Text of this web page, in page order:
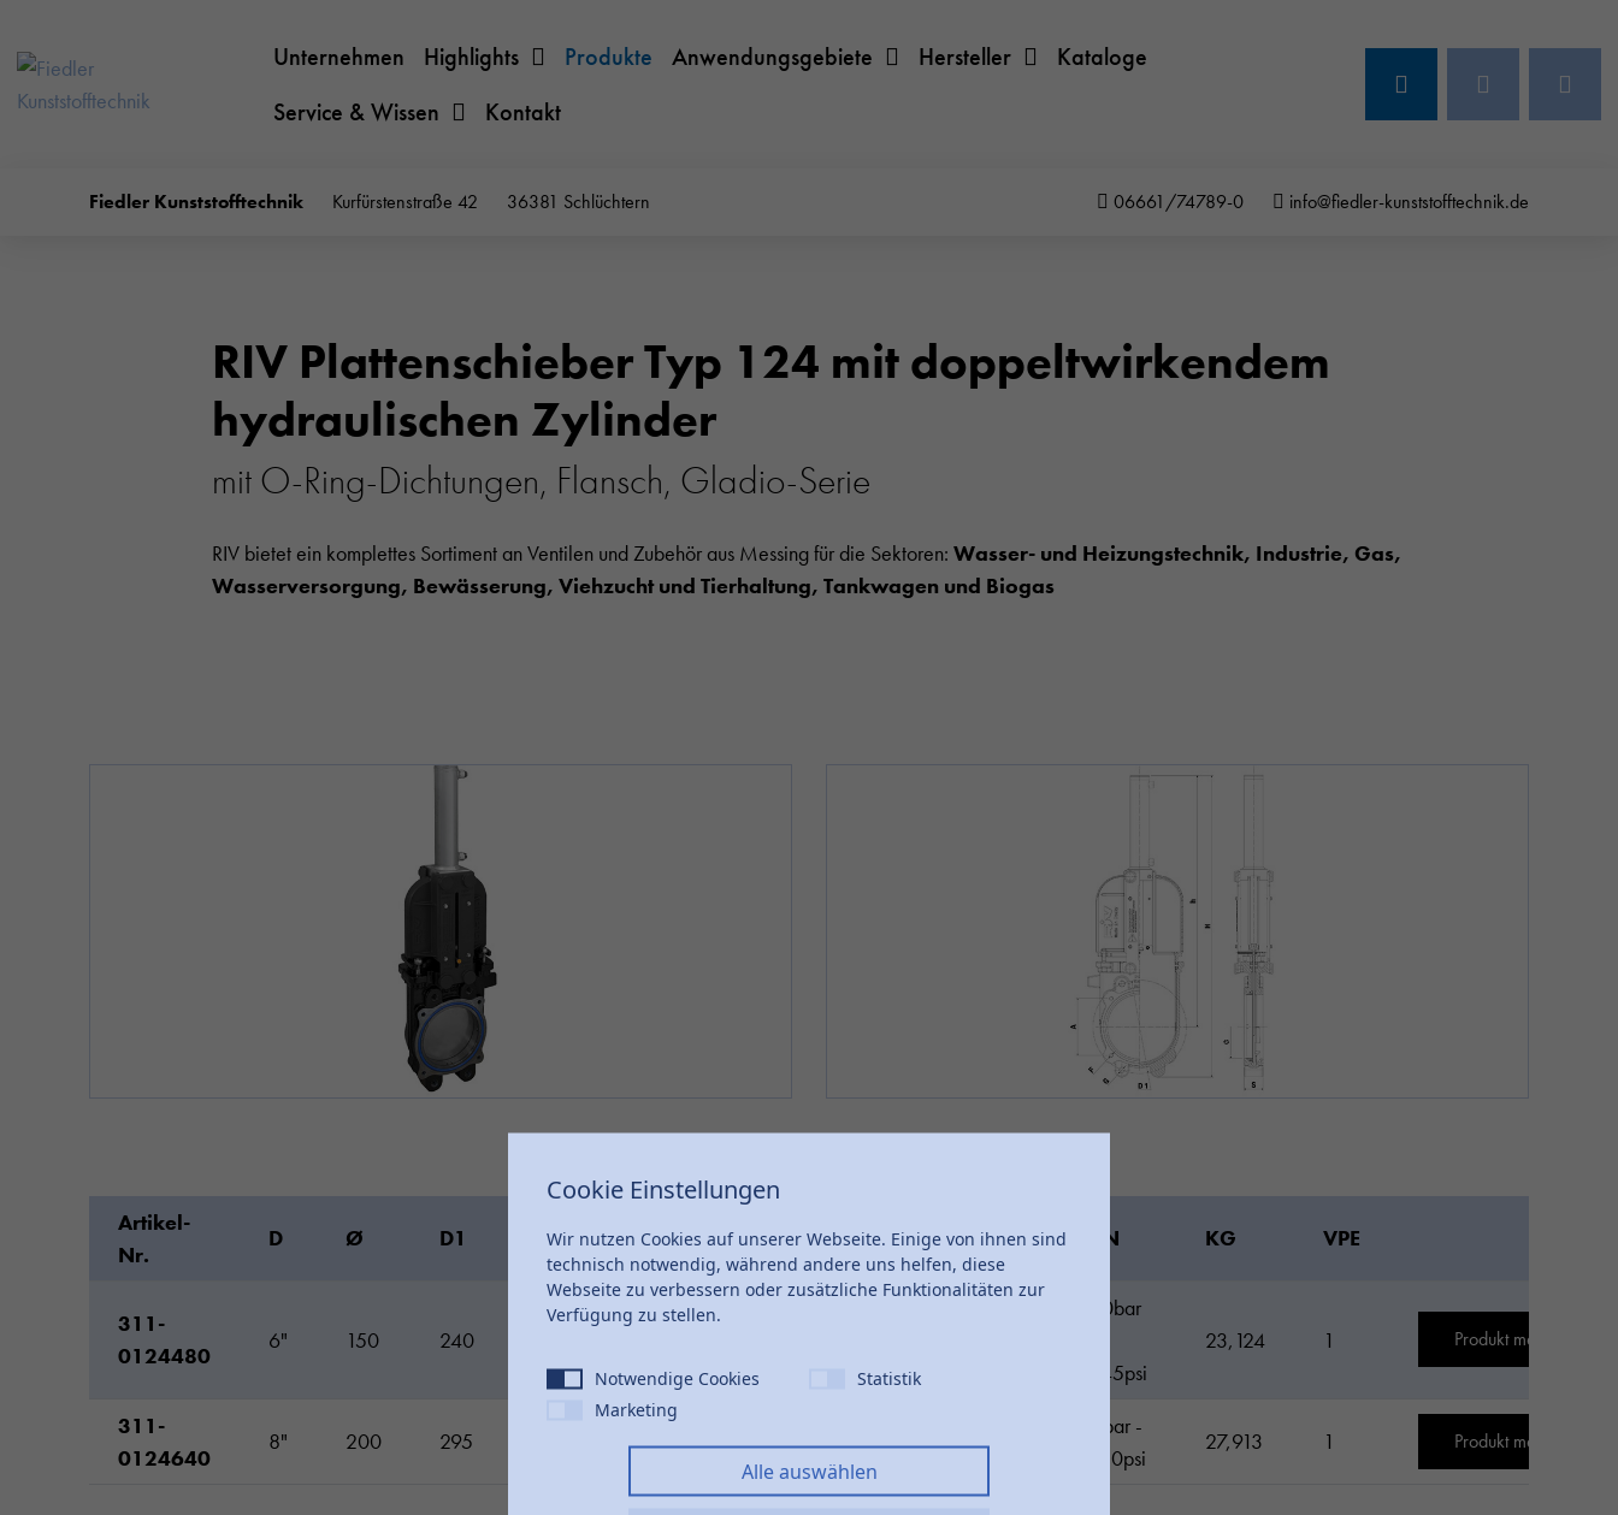
Unternehmen Highlights Produkte Anwendungsgebiete Hersteller
Kataloge
Service & Wissen
Kontakt
Fiedler Kunststofftechnik Kurfürstenstraße 42 36381 Schlüchtern 06661/74789-0 info@fiedler-kunststofftechnik.de
RIV Plattenschieber Typ 124 mit doppeltwirkendem
hydraulischen Zylinder
mit O-Ring-Dichtungen, Flansch, Gladio-Serie
RIV bietet ein komplettes Sortiment an Ventilen und Zubehör aus Messing für die Sektoren: Wasser- und Heizungstechnik, Industrie, Gas,
Wasserversorgung, Bewässerung, Viehzucht und Tierhaltung, Tankwagen und Biogas
Artikel-
Nr.
D Ø D1 H h S F G A PN KG VPE
311-
0124480
6" 150 240
10bar
145psi
23,124 1 Produkt merken
311-
0124640
8" 200 295 795 60 M12 M20
8bar -
120psi
27,913 1 Produkt merken
Cookie Einstellungen
Wir nutzen Cookies auf unserer Webseite. Einige von ihnen sind
technisch notwendig, während andere uns helfen, diese
Webseite zu verbessern oder zusätzliche Funktionalitäten zur
Verfügung zu stellen.
Notwendige Cookies
Statistik
Marketing
Alle auswählen